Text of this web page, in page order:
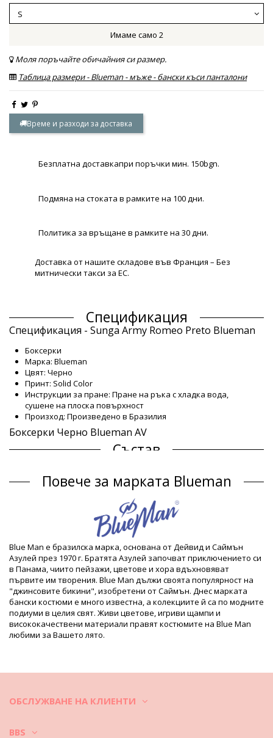
Имаме само 2
Моля поръчайте обичайния си размер.
Таблица размери - Blueman - мъже - бански къси панталони
Време и разходи за доставка
Безплатна доставкапри поръчки мин. 150bgn.
Подмяна на стоката в рамките на 100 дни.
Политика за връщане в рамките на 30 дни.
Доставка от нашите складове във Франция – Без
митнически такси за ЕС.
Спецификация
Спецификация - Sunga Army Romeo Preto Blueman
Боксерки
Марка: Blueman
Цвят: Черно
Принт: Solid Color
Инструкции за пране: Пране на ръка с хладка вода,
сушене на плоска повърхност
Произход: Произведено в Бразилия
Боксерки Черно Blueman AV
Състав
Подплата: 98% Polyamide, 2% Elastane
Продуктова информация
Отдел: МЪЖЕ, Боксерки
Пакетът включва: 1 x Боксерки (Други аксесоари не са
HS CODE: 6112.31.00.10
SKU: 198800356
EAN: S (7909780274768), M (7909780274775), L (7909780274782),
XL (7909780274799), XXL (7909780274805)
Справка за доставчик: PR.05.2097-002
Тегло: 120g / 0.26lb / 4.23oz
Ретуширани снимки
Инструкции за пране и грижа
от висококачествени материи, ако искате да им се радвате не
Повече за марката Blueman
Blue Man е бразилска марка, основана от Дейвид и Саймън
Азулей през 1970 г. Братята Азулей започват приключението си
в Панама, чиито пейзажи, цветове и хора вдъхновяват
първите им творения. Blue Man дължи своята популярност на
"джинсовите бикини", изобретени от Саймън. Днес марката
бански костюми е много известна, а колекциите й са по модните
подиуми в целия свят. Живи цветове, игриви щампи и
висококачествени материали правят костюмите на Blue Man
любими за Вашето лято.
ОБСЛУЖВАНЕ НА КЛИЕНТИ
BBS